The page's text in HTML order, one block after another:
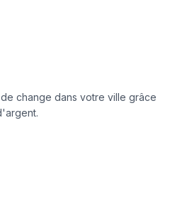
change dans votre ville grâce